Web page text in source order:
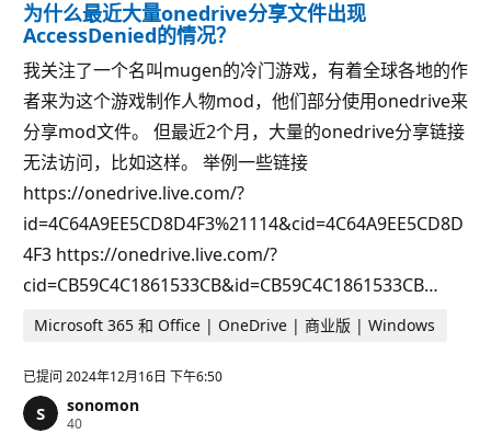
为什么最近大量onedrive分享文件出现
AccessDenied的情况？
我关注了一个名叫mugen的冷门游戏，有着全球各地的作
者来为这个游戏制作人物mod，他们部分使用onedrive来
分享mod文件。 但最近2个月，大量的onedrive分享链接
无法访问，比如这样。 举例一些链接
https://onedrive.live.com/?
id=4C64A9EE5CD8D4F3%21114&cid=4C64A9EE5CD8D
4F3 https://onedrive.live.com/?
cid=CB59C4C1861533CB&id=CB59C4C1861533CB…
Microsoft 365 和 Office | OneDrive | 商业版 | Windows
已提问 2024年12月16日 下午6:50
sonomon
40信